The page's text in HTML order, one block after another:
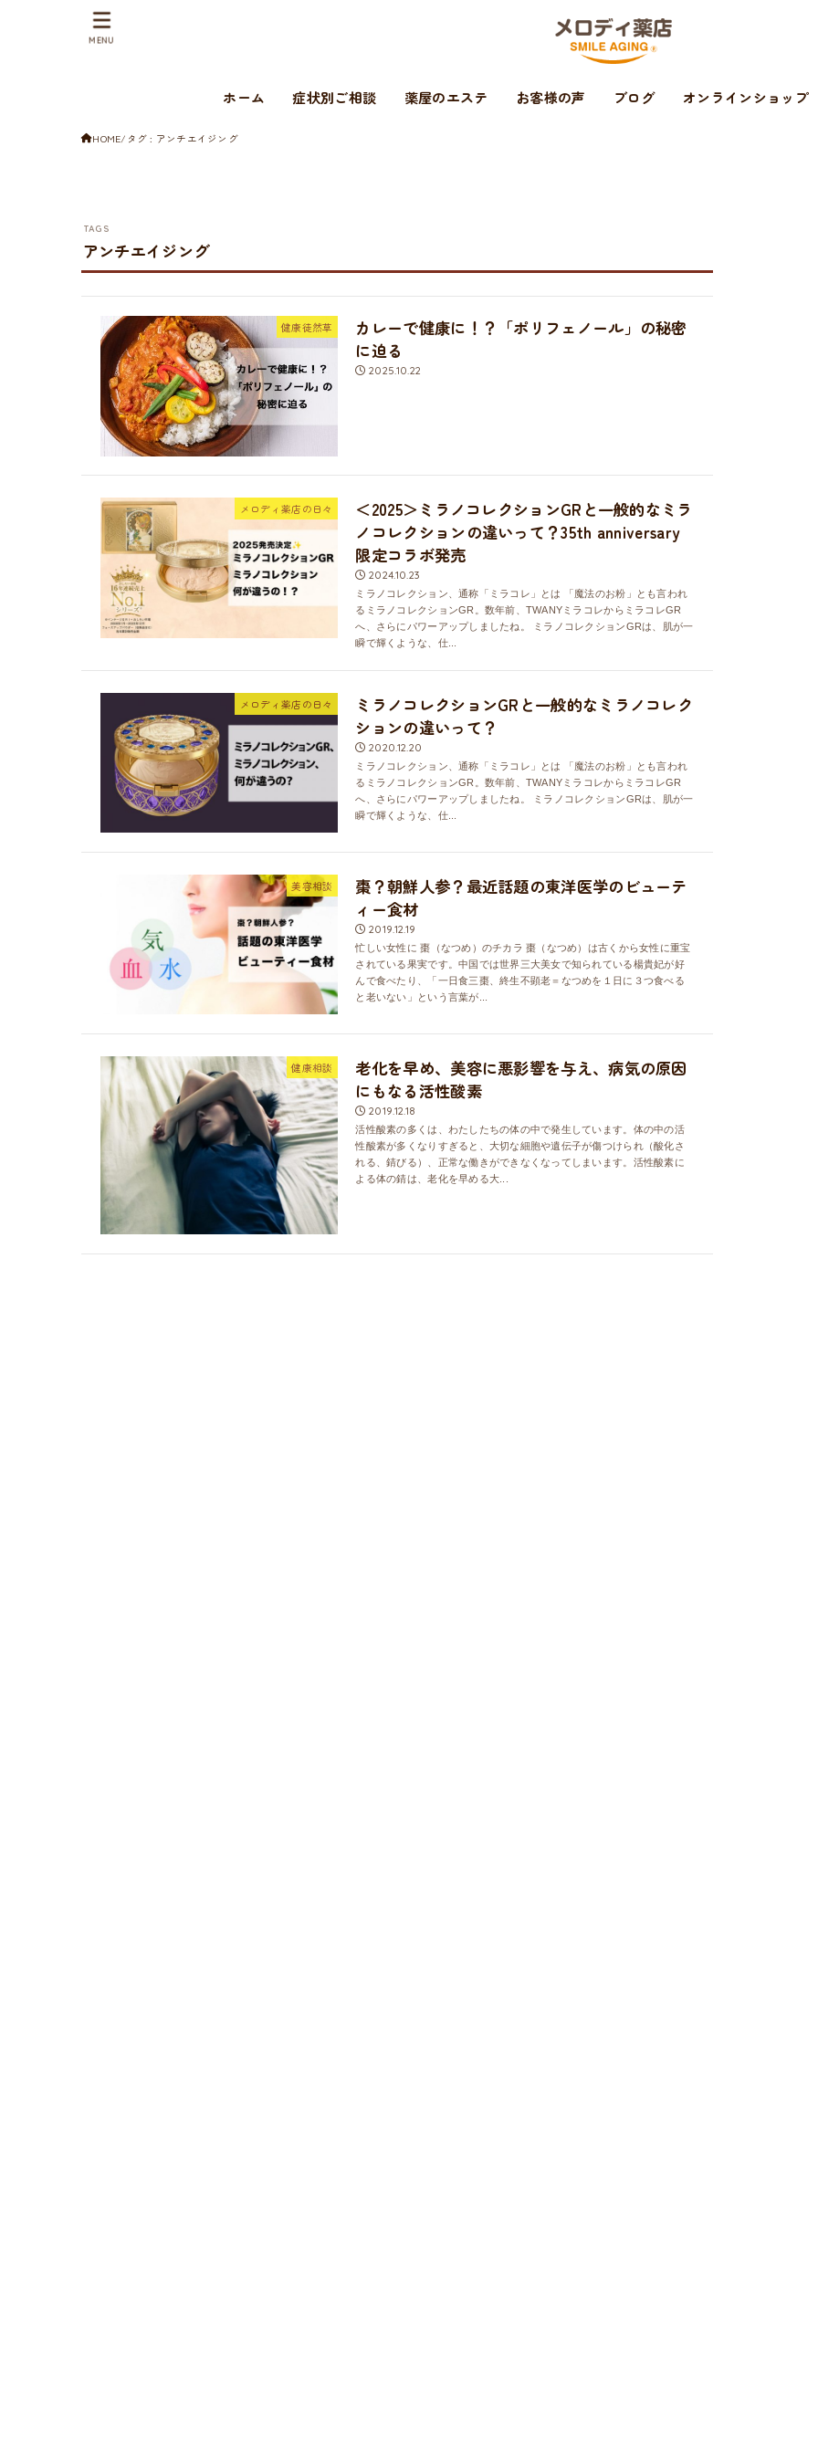
ホーム 症状別ご相談 薬屋のエステ お客様の声 ブログ オンラインショップ
MENU
HOME タグ : アンチエイジング
アンチエイジング
健康徒然草
カレーで健康に！？「ポリフェノール」の秘密
に迫る
2025.10.22
メロディ薬店の日々
＜2025＞ミラノコレクションGRと一般的なミラ
ノコレクションの違いって？35th anniversary
限定コラボ発売
2024.10.23
ミラノコレクション、通称「ミラコレ」とは 「魔法のお粉」とも言われ
るミラノコレクションGR。数年前、TWANYミラコレからミラコレGR
へ、さらにパワーアップしましたね。 ミラノコレクションGRは、肌が一
瞬で輝くような、仕...
メロディ薬店の日々
ミラノコレクションGRと一般的なミラノコレク
ションの違いって？
2020.12.20
ミラノコレクション、通称「ミラコレ」とは 「魔法のお粉」とも言われ
るミラノコレクションGR。数年前、TWANYミラコレからミラコレGR
へ、さらにパワーアップしましたね。 ミラノコレクションGRは、肌が一
瞬で輝くような、仕...
美容相談
棗？朝鮮人参？最近話題の東洋医学のビューテ
ィー食材
2019.12.19
忙しい女性に 棗（なつめ）のチカラ 棗（なつめ）は古くから女性に重宝
されている果実です。中国では世界三大美女で知られている楊貴妃が好
んで食べたり、「一日食三棗、終生不顕老＝なつめを１日に３つ食べる
と老いない」という言葉が...
健康相談
老化を早め、美容に悪影響を与え、病気の原因
にもなる活性酸素
2019.12.18
活性酸素の多くは、わたしたちの体の中で発生しています。体の中の活
性酸素が多くなりすぎると、大切な細胞や遺伝子が傷つけられ（酸化さ
れる、錆びる）、正常な働きができなくなってしまいます。活性酸素に
よる体の錆は、老化を早める大...